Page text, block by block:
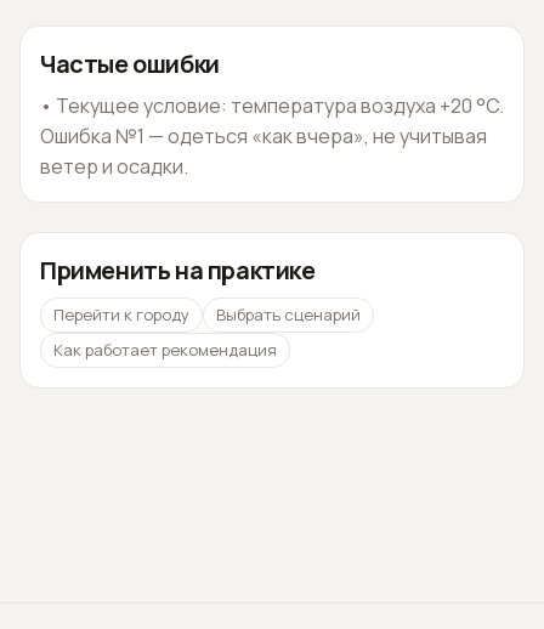
Частые ошибки
• Текущее условие: температура воздуха +20 °C.
Ошибка №1 — одеться «как вчера», не учитывая
ветер и осадки.
Применить на практике
Перейти к городу
Выбрать сценарий
Как работает рекомендация